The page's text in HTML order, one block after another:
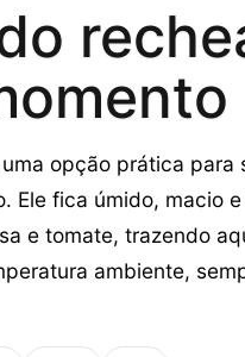
opção prática
Ele fica úmido, macio
e tomate, trazendo
ambiente,